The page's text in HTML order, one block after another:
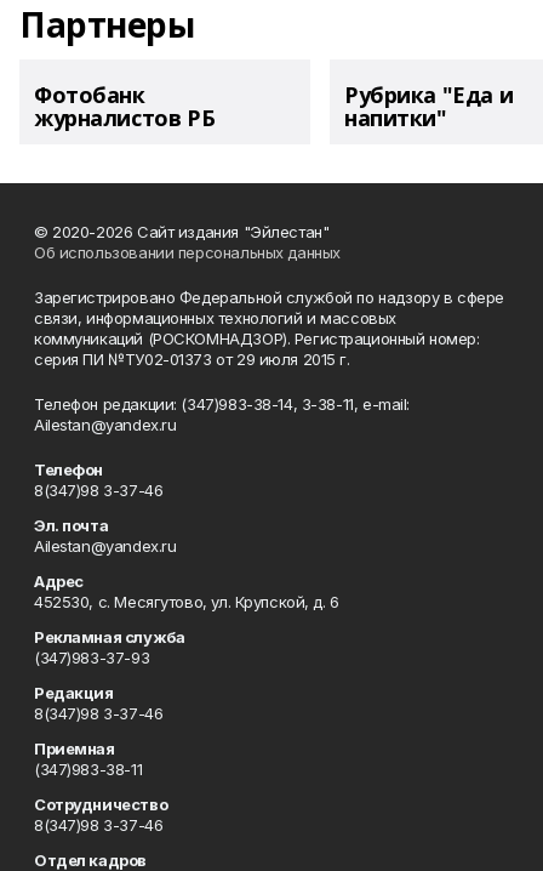
Партнеры
Фотобанк
журналистов РБ
Рубрика "Еда и
напитки"
© 2020-2026 Сайт издания "Эйлестан"
Об использовании персональных данных
Зарегистрировано Федеральной службой по надзору в сфере
связи, информационных технологий и массовых
коммуникаций (РОСКОМНАДЗОР). Регистрационный номер:
серия ПИ №ТУ02-01373 от 29 июля 2015 г.
Телефон редакции: (347)983-38-14, 3-38-11, e-mail:
Ailestan@yandex.ru
Телефон
8(347)98 3-37-46
Эл. почта
Ailestan@yandex.ru
Адрес
452530, с. Месягутово, ул. Крупской, д. 6
Рекламная служба
(347)983-37-93
Редакция
8(347)98 3-37-46
Приемная
(347)983-38-11
Сотрудничество
8(347)98 3-37-46
Отдел кадров